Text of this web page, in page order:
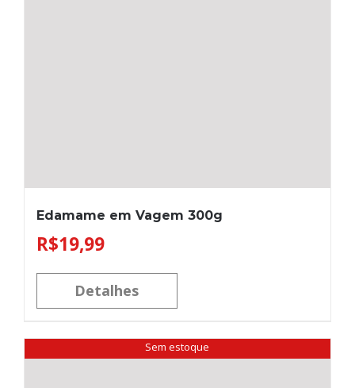
Edamame em Vagem 300g
R$19,99
Detalhes
Sem estoque